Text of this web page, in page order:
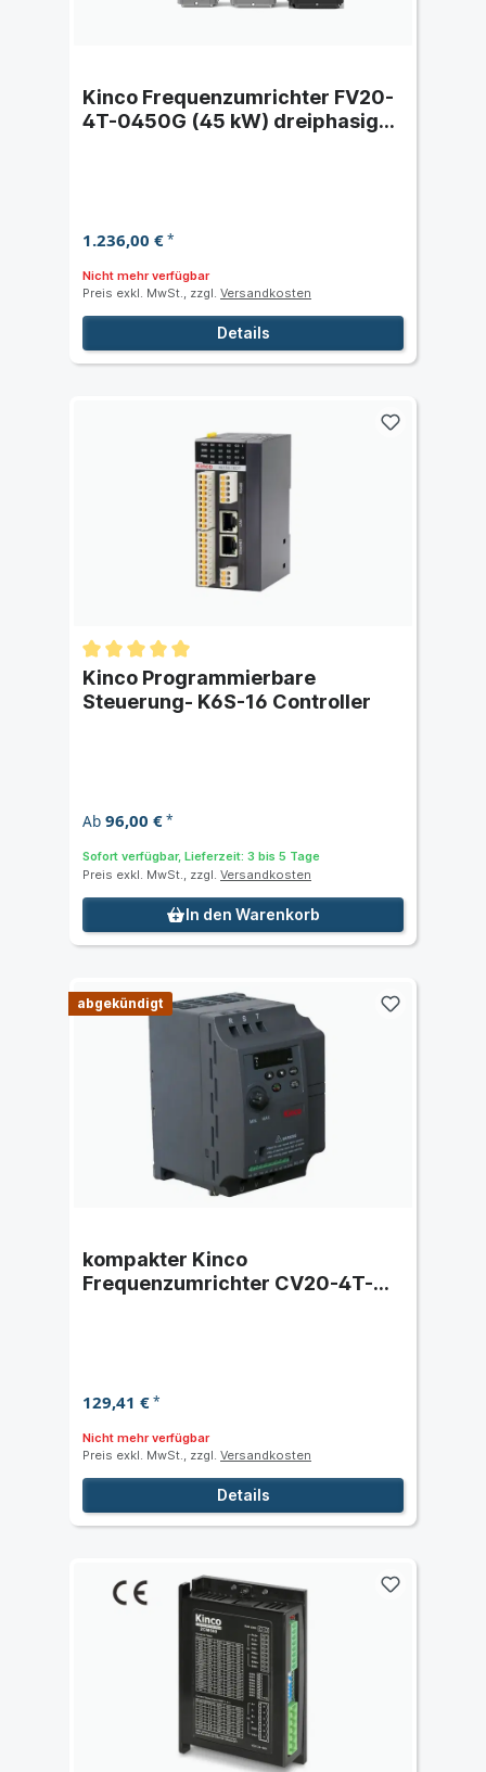
Kinco Frequenzumrichter FV20-
4T-0450G (45 kW) dreiphasig
1.236,00 €*
Nicht mehr verfügbar
Preis exkl. MwSt., zzgl. Versandkosten
Details
Kinco Programmierbare
Steuerung- K6S-16 Controller
Ab 96,00 €*
Sofort verfügbar, Lieferzeit: 3 bis 5 Tage
Preis exkl. MwSt., zzgl. Versandkosten
In den Warenkorb
abgekündigt
kompakter Kinco
Frequenzumrichter CV20-4T-
129,41 €*
Nicht mehr verfügbar
Preis exkl. MwSt., zzgl. Versandkosten
Details